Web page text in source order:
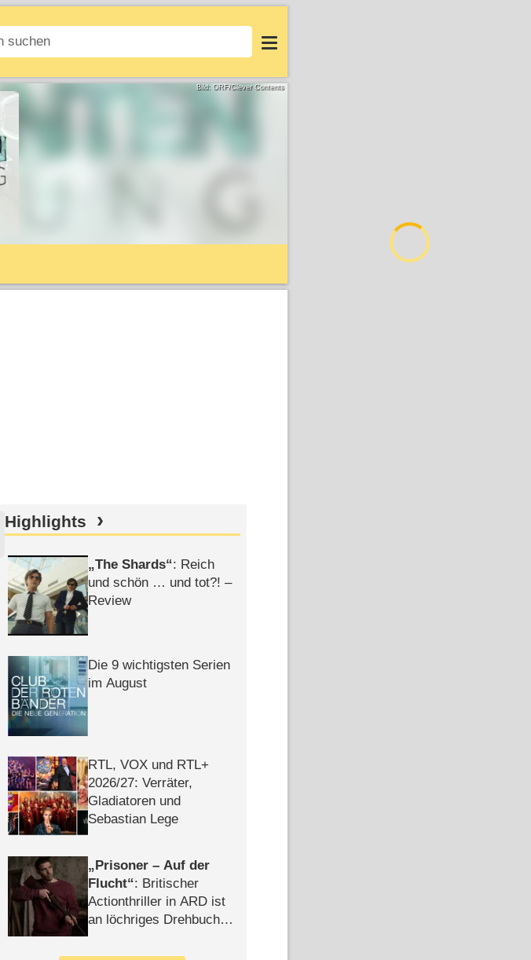
Login
Bild: ORF/Clever Contents
Highlights
The Shards : Reich
und schön … und tot?! –
Review
Die 9 wichtigsten Serien
im August
RTL, VOX und RTL+
2026/​27: Verräter,
Gladiatoren und
Sebastian Lege
Prisoner – Auf der
Flucht : Britischer
Actionthriller in ARD ist
an löchriges Drehbuch